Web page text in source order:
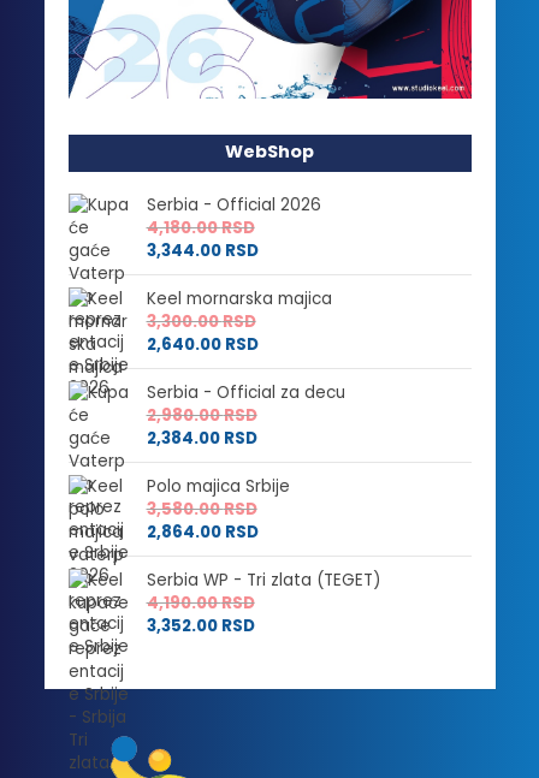
WebShop
Serbia - Official 2026
4,180.00RSD
3,344.00 RSD
Keel mornarska majica
3,300.00RSD
2,640.00 RSD
Serbia - Official za decu
2,980.00RSD
2,384.00 RSD
Polo majica Srbije
3,580.00RSD
2,864.00 RSD
Serbia WP - Tri zlata (TEGET)
4,190.00RSD
3,352.00 RSD